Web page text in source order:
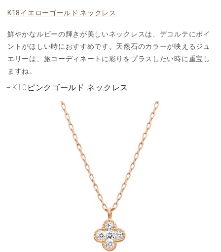
K18イエローゴールド ネックレス
鮮やかなルビーの輝きが美しいネックレスは、デコルテにポイ
ントがほしい時におすすめです。天然石のカラーが映えるジュ
エリーは、旅コーディネートに彩りをプラスしたい時に重宝し
ますね。
K10ピンクゴールド ネックレス